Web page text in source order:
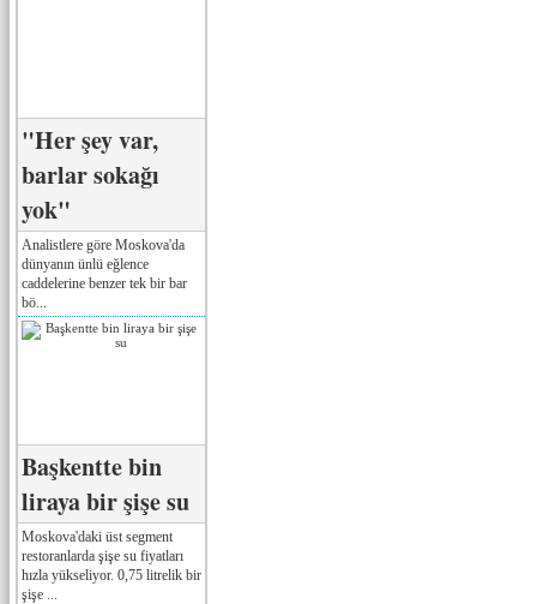
"Her şey var,
barlar sokağı
yok"
Analistlere göre Moskova'da
dünyanın ünlü eğlence
caddelerine benzer tek bir bar
bö...
Başkentte bin
liraya bir şişe su
Moskova'daki üst segment
restoranlarda şişe su fiyatları
hızla yükseliyor. 0,75 litrelik bir
şişe ...